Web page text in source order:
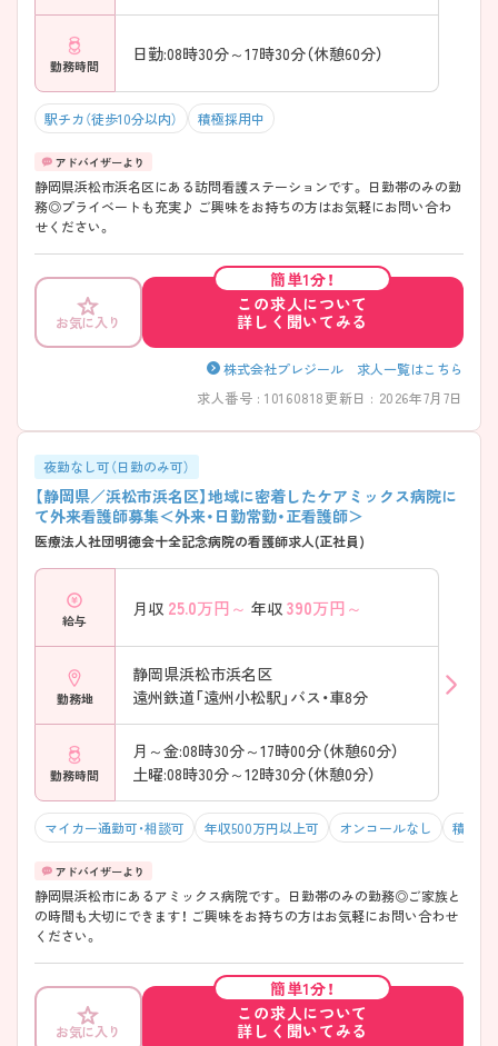
勤務時間
日勤:08時30分～17時30分（休憩60分）
駅チカ（徒歩10分以内） 積極採用中
静岡県浜松市浜名区にある訪問看護ステーションです。 日勤帯のみの勤
務◎プライベートも充実♪ ご興味をお持ちの方はお気軽にお問い合わ
せください。
お気に入り
簡単1分！
この求人について
詳しく聞いてみる
株式会社プレジール 求人一覧はこちら
求人番号 : 10160818更新日 : 2026年7月7日
夜勤なし可（日勤のみ可）
【静岡県／浜松市浜名区】地域に密着したケアミックス病院に
て外来看護師募集＜外来・日勤常勤・正看護師＞
医療法人社団明徳会十全記念病院の看護師求人(正社員)
給与
月収 25.0万円～ 年収 390万円～
勤務地
静岡県浜松市浜名区
遠州鉄道「遠州小松駅」バス・車8分
勤務時間
月～金:08時30分～17時00分（休憩60分）
土曜:08時30分～12時30分（休憩0分）
マイカー通勤可・相談可 年収500万円以上可 オンコールなし 積極採
静岡県浜松市にあるアミックス病院です。 日勤帯のみの勤務◎ご家族と
の時間も大切にできます！ ご興味をお持ちの方はお気軽にお問い合わせ
ください。
お気に入り
簡単1分！
この求人について
詳しく聞いてみる